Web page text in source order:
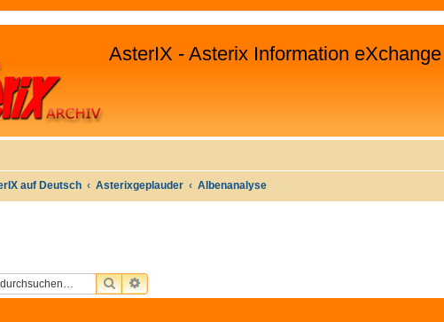
AsterIX - Asterix Information eXchange
auf Deutsch Asterixgeplauder Albenanalyse
SUCHEERWEITERTE SUCHE